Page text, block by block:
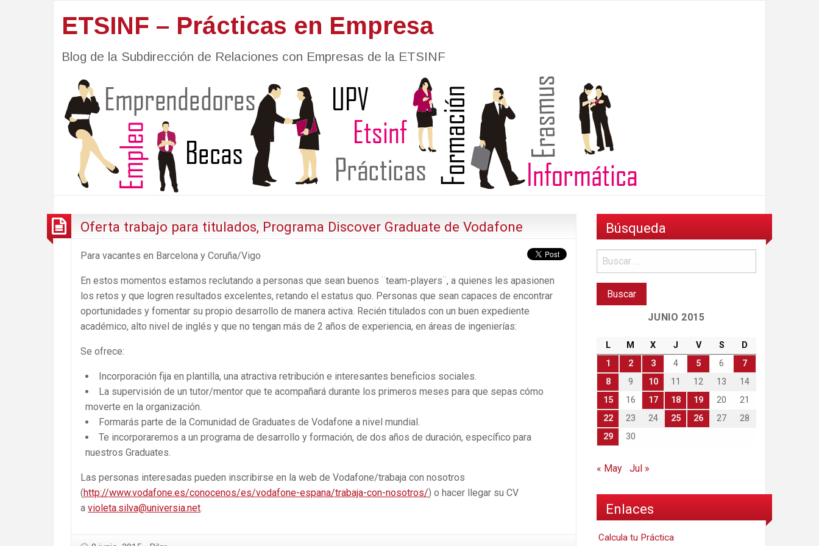
ETSINF – Prácticas en Empresa
Blog de la Subdirección de Relaciones con Empresas de la ETSINF
Oferta trabajo para titulados, Programa Discover Graduate de Vodafone
Para vacantes en Barcelona y Coruña/Vigo
En estos momentos estamos reclutando a personas que sean buenos ¨team-players¨, a quienes les apasionen
los retos y que logren resultados excelentes, retando el estatus quo. Personas que sean capaces de encontrar
oportunidades y fomentar su propio desarrollo de manera activa. Recién titulados con un buen expediente
académico, alto nivel de inglés y que no tengan más de 2 años de experiencia, en áreas de ingenierías:
Se ofrece:
Incorporación fija en plantilla, una atractiva retribución e interesantes beneficios sociales.
La supervisión de un tutor/mentor que te acompañará durante los primeros meses para que sepas cómo
moverte en la organización.
Formarás parte de la Comunidad de Graduates de Vodafone a nivel mundial.
Te incorporaremos a un programa de desarrollo y formación, de dos años de duración, específico para
nuestros Graduates.
Las personas interesadas pueden inscribirse en la web de Vodafone/trabaja con nosotros
(http://www.vodafone.es/conocenos/es/vodafone-espana/trabaja-con-nosotros/) o hacer llegar su CV
a violeta.silva@universia.net
Búsqueda
JUNIO 2015
L M X J V S
D
1
2 3 4 5 6
7
8
9 10 11 12 13
14
15
16 17 18 19 20
21
22
23 24 25 26 27
28
29
30
« May Jul »
Enlaces
Calcula tu Práctica